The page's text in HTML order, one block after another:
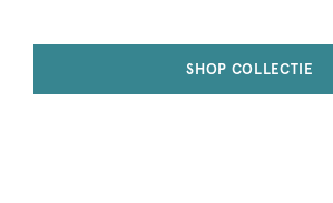
SHOP COLLECTIE